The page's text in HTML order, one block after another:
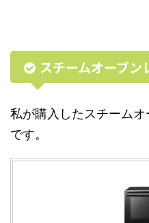
スチームオーブ
私が購入したスチーム
です。